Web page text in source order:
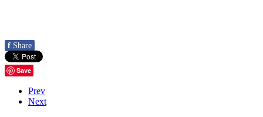
f Share
Save
Prev
Next